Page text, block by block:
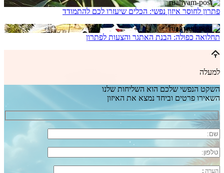
פתרון לחוסר איזון נפשי: הכלים שיעזרו לכם להתמודד
תחלואה כפולה: הבנת האתגר והצעות לפתרון
למעלה
השקט הנפשי שלכם הוא השליחות שלנו
השאירו פרטים וביחד נמצא את האיזון